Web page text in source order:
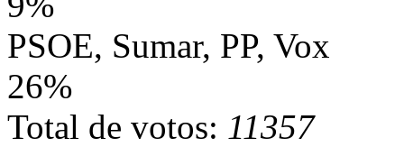
PSOE, Sumar, PP, Vox
26%
Total de votos: 11357